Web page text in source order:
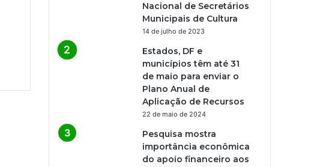
Nacional de Secretários
Municipais de Cultura
14 de julho de 2023
Estados, DF e
municípios têm até 31
de maio para enviar o
Plano Anual de
Aplicação de Recursos
22 de maio de 2024
Pesquisa mostra
importância econômica
do apoio financeiro aos